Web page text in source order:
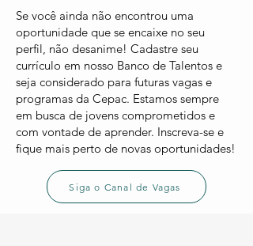
Se você ainda não encontrou uma
oportunidade que se encaixe no seu
perfil, não desanime! Cadastre seu
currículo em nosso Banco de Talentos e
seja considerado para futuras vagas e
programas da Cepac. Estamos sempre
em busca de jovens comprometidos e
com vontade de aprender. Inscreva-se e
fique mais perto de novas oportunidades!
Siga o Canal de Vagas